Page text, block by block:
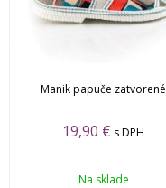
Manik papuče zatvorené
19,90 € s DPH
Na sklade